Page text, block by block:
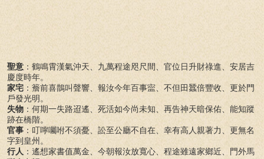
聖意 ：鶴鳴霄漢氣沖天、九萬程途咫尺間、官位日升財祿進、安居吉
慶度時年。
家宅 ：簷前喜鵲叫聲響、報汝今年百事寍、不但田蠶倍豐收、更於門
戶發光明。
失物 ：何期一失路迢遙、死活如今尚未知、再告神天暗保佑、能知蹤
跡在橋階。
官事 ：叮嚀囑咐不須憂、訟至公廳不自在、幸有高人親著力、更無名
字到皇州。
行人 ：遙想家書值萬金、今朝報汝放寬心、程途雖遠家鄉近、門外馬